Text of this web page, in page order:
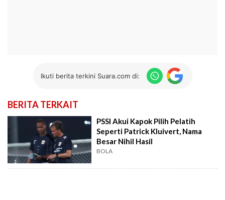
Ikuti berita terkini Suara.com di:
BERITA TERKAIT
PSSI Akui Kapok Pilih Pelatih
Seperti Patrick Kluivert, Nama
Besar Nihil Hasil
BOLA